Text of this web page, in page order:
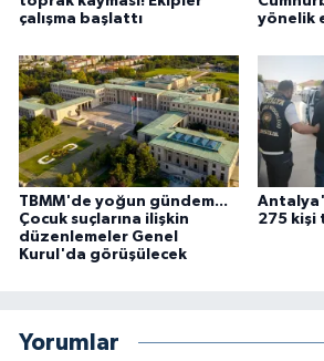
çalışma başlattı
yönelik
TBMM'de yoğun gündem...
Çocuk suçlarına ilişkin
düzenlemeler Genel
Kurul'da görüşülecek
275 kişi
Yorumlar